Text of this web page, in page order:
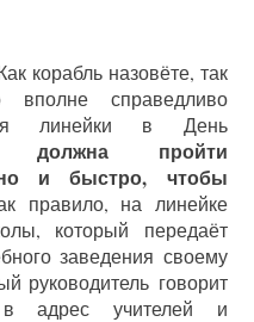
корабль назовёте, так
справедливо
линейки в День
пройти
и быстро, чтобы
правило, на линейке
который передаёт
заведения своему
руководитель говорит
в адрес учителей и